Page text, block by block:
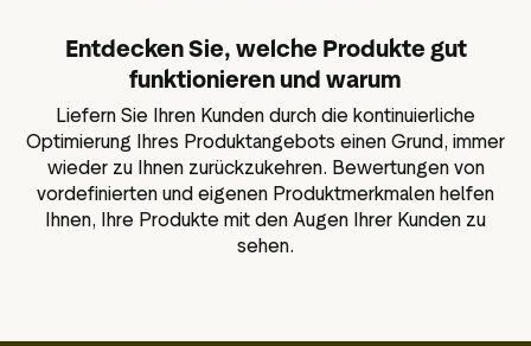
Entdecken Sie, welche Produkte gut
funktionieren und warum
Liefern Sie Ihren Kunden durch die kontinuierliche
Optimierung Ihres Produktangebots einen Grund, immer
wieder zu Ihnen zurückzukehren. Bewertungen von
vordefinierten und eigenen Produktmerkmalen helfen
Ihnen, Ihre Produkte mit den Augen Ihrer Kunden zu
sehen.